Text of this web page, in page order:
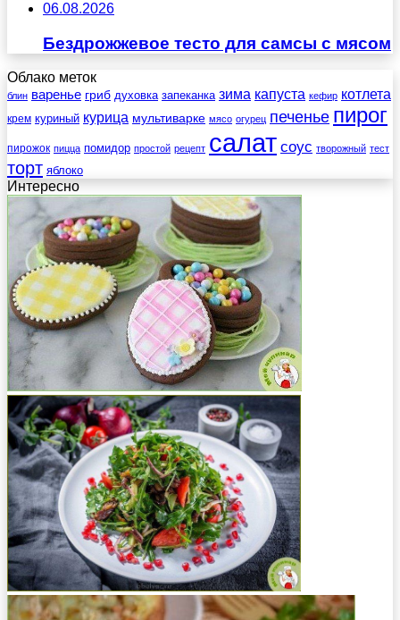
06.08.2026
Бездрожжевое тесто для самсы с мясом
Облако меток
блин варенье гриб духовка запеканка зима капуста кефир котлета
крем куриный курица мультиварке мясо огурец печенье пирог
пирожок пицца помидор простой рецепт салат соус творожный тест
торт яблоко
Интересно